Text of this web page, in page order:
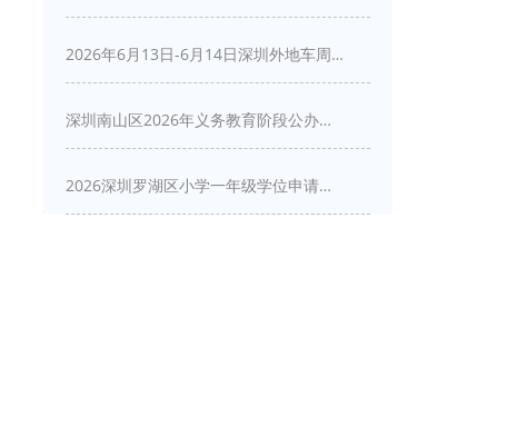
2026年6月13日-6月14日深圳外地车周末限行吗
深圳南山区2026年义务教育阶段公办学校新生入学申请指南
2026深圳罗湖区小学一年级学位申请指南